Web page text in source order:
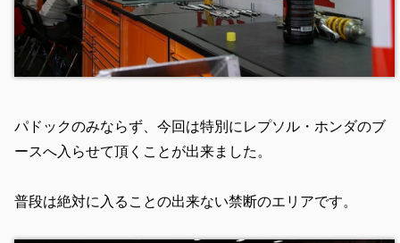
パドックのみならず、今回は特別にレプソル・ホンダのブ
ースへ入らせて頂くことが出来ました。
普段は絶対に入ることの出来ない禁断のエリアです。